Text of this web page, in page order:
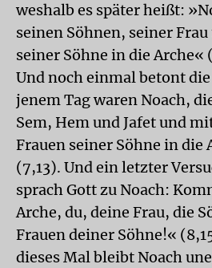
weshalb es später heißt:
seinen Söhnen, seiner
seiner Söhne in die Arche«
Und noch einmal betont
jenem Tag waren Noach,
Sem, Hem und Jafet und
Frauen seiner Söhne in die
(7,13). Und ein letzter
sprach Gott zu Noach:
Arche, du, deine Frau, die
Frauen deiner Söhne!«
dieses Mal bleibt Noach